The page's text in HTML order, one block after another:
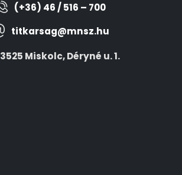
(+36) 46 / 516 – 700
titkarsag@mnsz.hu
3525 Miskolc, Déryné u. 1.